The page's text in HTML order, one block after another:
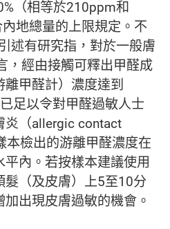
（相等於210ppm和
地總量的上限規定。不
述有研究指，對於一般膚
，經由接觸可釋出甲醛成
甲醛計）濃度達到
足以令對甲醛過敏人士
炎（allergic contact
檢出的游離甲醛濃度在
內。若按樣本建議使用
（及皮膚）上5至10分
出現皮膚過敏的機會。